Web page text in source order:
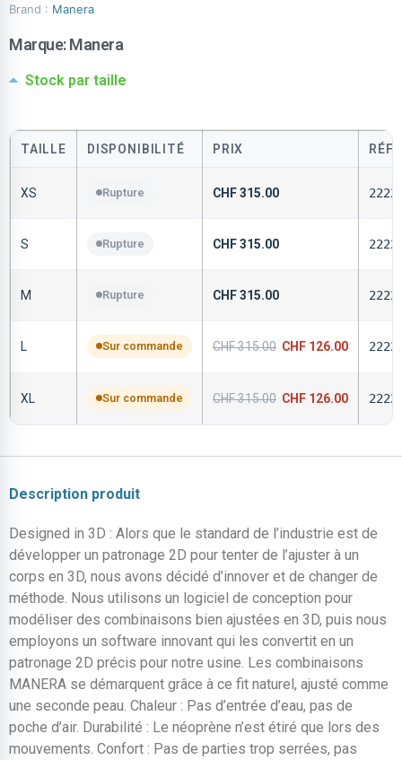
Brand : Manera
Marque:Manera
Stock par taille
TAILLE DISPONIBILITÉ PRIX
XS Rupture CHF315.00
S Rupture CHF315.00
M Rupture CHF315.00
L Sur commande CHF315.00 CHF 126.00
XL Sur commande CHF315.00 CHF 126.00
Description produit
Designed in 3D : Alors que le standard de l’industrie est de
développer un patronage 2D pour tenter de l’ajuster à un
corps en 3D, nous avons décidé d’innover et de changer de
méthode. Nous utilisons un logiciel de conception pour
modéliser des combinaisons bien ajustées en 3D, puis nous
employons un software innovant qui les convertit en un
patronage 2D précis pour notre usine. Les combinaisons
MANERA se démarquent grâce à ce fit naturel, ajusté comme
une seconde peau. Chaleur : Pas d’entrée d’eau, pas de
poche d’air. Durabilité : Le néoprène n’est étiré que lors des
mouvements. Confort : Pas de parties trop serrées, pas